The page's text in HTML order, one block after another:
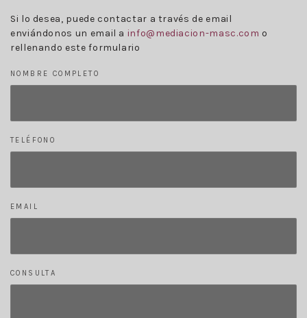
Si lo desea, puede contactar a través de email
enviándonos un email a info@mediacion-masc.com o
rellenando este formulario
NOMBRE COMPLETO
TELÉFONO
EMAIL
CONSULTA